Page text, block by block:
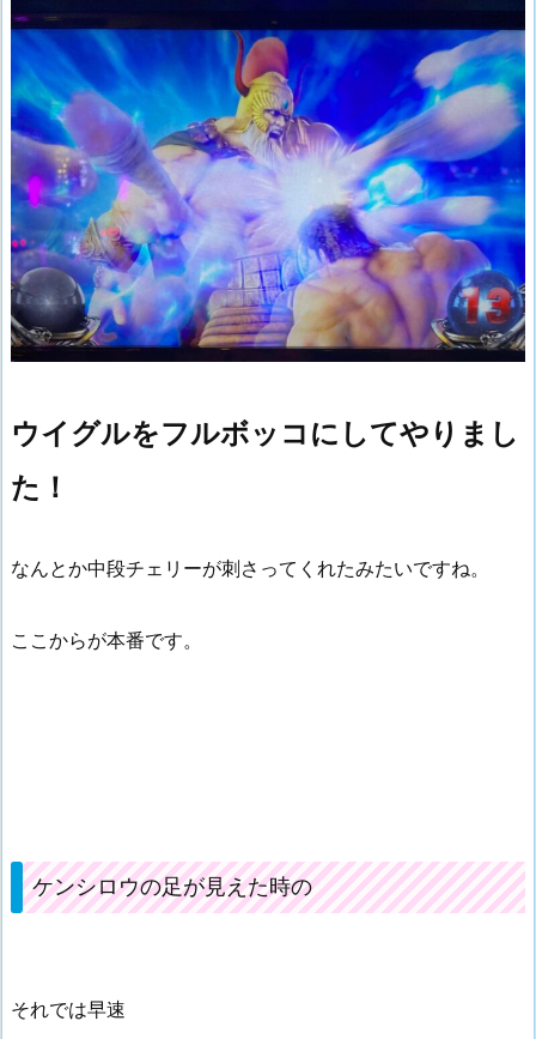
ウイグルをフルボッコにしてやりまし
た！
なんとか中段チェリーが刺さってくれたみたいですね。
ここからが本番です。
ケンシロウの足が見えた時の
それでは早速